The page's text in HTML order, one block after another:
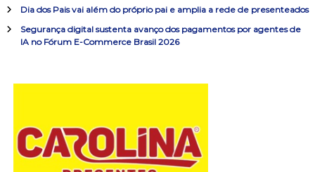
d
P
:
Dia dos Pais vai além do próprio pai e amplia a rede de presenteados
Segurança digital sustenta avanço dos pagamentos por agentes de
IA no Fórum E-Commerce Brasil 2026